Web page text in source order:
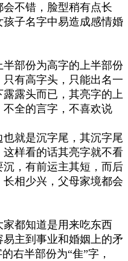
不错，脸型稍有点长
子名字中易造成感情婚
部份为高字的上半部份
有高字头，只能出名一
露头而已，其亮字的上
全的言字，不喜欢说
就是沉字尾，其沉字尾
样看的话其亮字就不看
，有前运主其短，而后
相少兴，父母家境都会
都知道是用来吃东西
主到事业和婚姻上的矛
右半部份为“隹”字，